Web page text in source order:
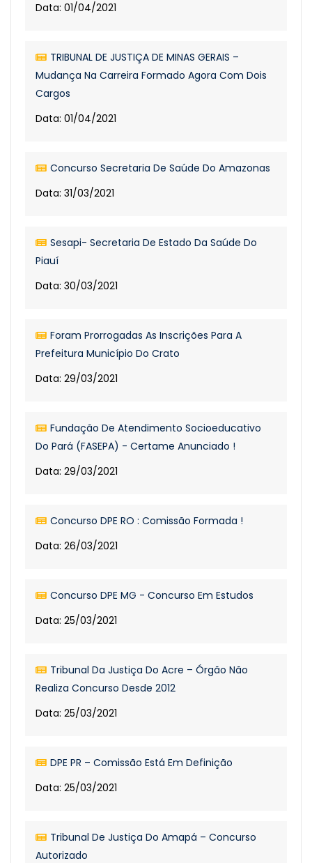
Data: 01/04/2021
TRIBUNAL DE JUSTIÇA DE MINAS GERAIS –
Mudança Na Carreira Formado Agora Com Dois
Cargos
Data: 01/04/2021
Concurso Secretaria De Saúde Do Amazonas
Data: 31/03/2021
Sesapi- Secretaria De Estado Da Saúde Do
Piauí
Data: 30/03/2021
Foram Prorrogadas As Inscrições Para A
Prefeitura Município Do Crato
Data: 29/03/2021
Fundação De Atendimento Socioeducativo
Do Pará (FASEPA) - Certame Anunciado !
Data: 29/03/2021
Concurso DPE RO : Comissão Formada !
Data: 26/03/2021
Concurso DPE MG - Concurso Em Estudos
Data: 25/03/2021
Tribunal Da Justiça Do Acre – Órgão Não
Realiza Concurso Desde 2012
Data: 25/03/2021
DPE PR – Comissão Está Em Definição
Data: 25/03/2021
Tribunal De Justiça Do Amapá – Concurso
Autorizado